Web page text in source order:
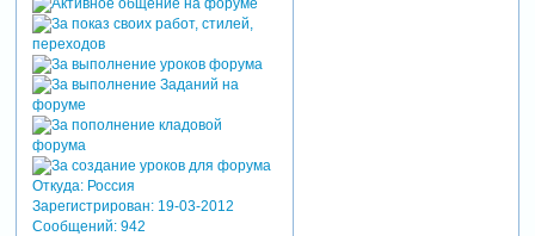
Откуда:Россия
Зарегистрирован: 19-03-2012
Сообщений:942